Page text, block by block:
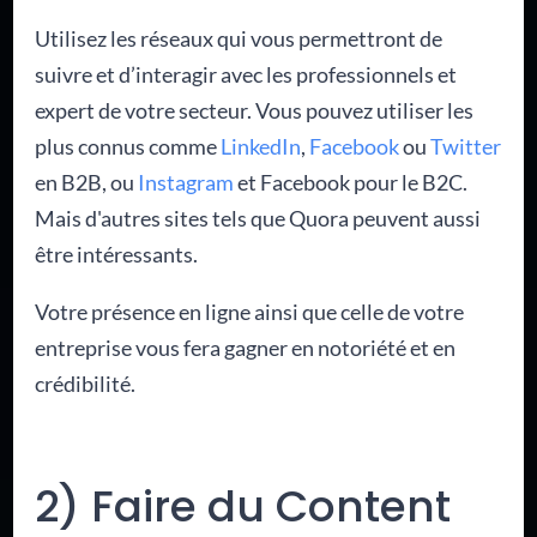
Utilisez les réseaux qui vous permettront de
suivre et d’interagir avec les professionnels et
expert de votre secteur. Vous pouvez utiliser les
plus connus commeLinkedIn, FacebookouTwitter
en B2B, ou Instagramet Facebook pour le B2C.
Mais d'autres sites tels que Quora peuvent aussi
être intéressants.
Votre présence en ligne ainsi que celle de votre
entreprise vous fera gagner en notoriété et en
crédibilité.
2) Faire du Content